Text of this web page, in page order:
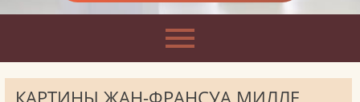
КАРТИНЫ ЖАН-ФРАНСУА МИЛЛЕ